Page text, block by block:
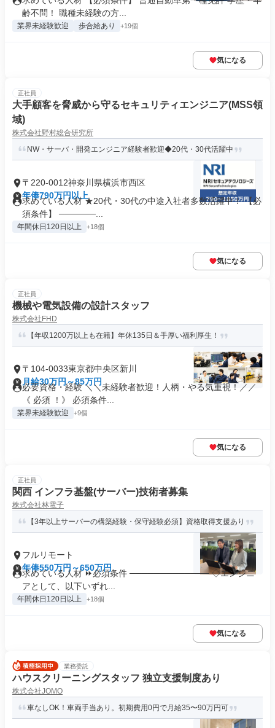
齢不問！ 職種未経験の方...
業界未経験歓迎 歩合給あり +19個
気になる
正社員
大手顧客を脅威から守るセキュリティエンジニア(MSS領
域)
株式会社野村総合研究所
NW・サーバ・開発エンジニア経験者歓迎◆20代・30代活躍中
〒220-0012神奈川県横浜市西区
年俸790万円以上
求めている人材 ★20代・30代の中途入社者多数活躍中！ 【必
須条件】 ──────...
年間休日120日以上 +18個
気になる
正社員
機械や電気設備の設計スタッフ
株式会社FHD
【年収1200万以上も在籍】年休135日＆手厚い福利厚生！
〒104-0033東京都中央区新川
月給30万円～85万円
必要資格・経験 ＼＼未経験者歓迎！人柄・やる気重視！／／
《 必須 ！》 必須条件...
業界未経験歓迎 +9個
気になる
正社員
関西 インフラ基盤(サーバー)技術者募集
株式会社林電子
【3年以上サーバーの構築経験・保守経験必須】資格取得支援あり
フルリモート
年俸550万円～650万円
求めている人材 ⏩必須条件 ───────────── ◇エンジニ
アとして、以下いずれ...
年間休日120日以上 +18個
気になる
業務委託
ハウスクリーニングスタッフ 独立支援制度あり
株式会社JOMO
車なしOK！車両手当あり。初期費用0円で月給35〜90万円可